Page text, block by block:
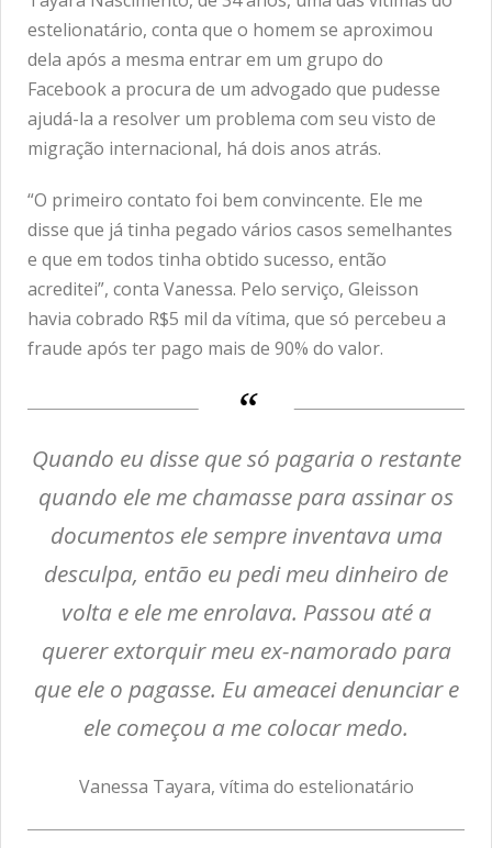
estelionatário, conta que o homem se aproximou
dela após a mesma entrar em um grupo do
Facebook a procura de um advogado que pudesse
ajudá-la a resolver um problema com seu visto de
migração internacional, há dois anos atrás.
“O primeiro contato foi bem convincente. Ele me
disse que já tinha pegado vários casos semelhantes
e que em todos tinha obtido sucesso, então
acreditei”, conta Vanessa. Pelo serviço, Gleisson
havia cobrado R$5 mil da vítima, que só percebeu a
fraude após ter pago mais de 90% do valor.
Quando eu disse que só pagaria o restante
quando ele me chamasse para assinar os
documentos ele sempre inventava uma
desculpa, então eu pedi meu dinheiro de
volta e ele me enrolava. Passou até a
querer extorquir meu ex-namorado para
que ele o pagasse. Eu ameacei denunciar e
ele começou a me colocar medo.
Vanessa Tayara, vítima do estelionatário